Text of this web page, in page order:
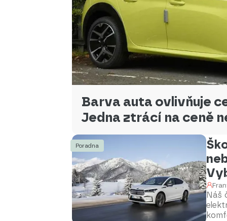
Barva auta ovlivňuje
Jedna ztrácí na ceně
Poradna
Náš